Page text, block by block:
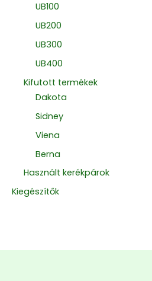
UB100
UB200
UB300
UB400
Kifutott termékek
Dakota
Sidney
Viena
Berna
Használt kerékpárok
Kiegészítők